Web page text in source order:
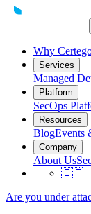
Why
Services
Managed
Platform
SecOps
Resources
BlogEvents
Company
About Us
🇮🇹
Are you under